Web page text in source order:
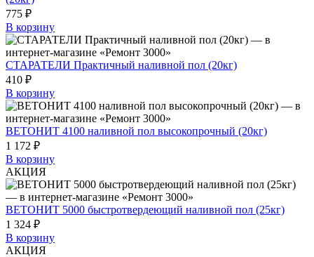
775 ₽
В корзину
СТАРАТЕЛИ Практичный наливной пол (20кг)
410 ₽
В корзину
ВЕТОНИТ 4100 наливной пол высокопрочный (20кг)
1 172 ₽
В корзину
АКЦИЯ
ВЕТОНИТ 5000 быстротвердеющий наливной пол (25кг)
1 324 ₽
В корзину
АКЦИЯ